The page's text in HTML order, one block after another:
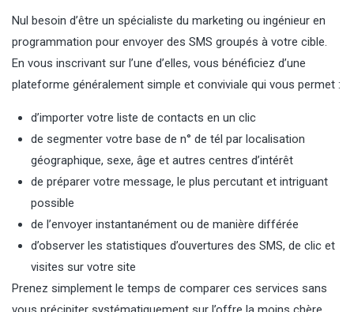
Nul besoin d’être un spécialiste du marketing ou ingénieur en
programmation pour envoyer des SMS groupés à votre cible.
En vous inscrivant sur l’une d’elles, vous bénéficiez d’une
plateforme généralement simple et conviviale qui vous permet :
d’importer votre liste de contacts en un clic
de segmenter votre base de n° de tél par localisation
géographique, sexe, âge et autres centres d’intérêt
de préparer votre message, le plus percutant et intriguant
possible
de l’envoyer instantanément ou de manière différée
d’observer les statistiques d’ouvertures des SMS, de clic et
visites sur votre site
Prenez simplement le temps de comparer ces services sans